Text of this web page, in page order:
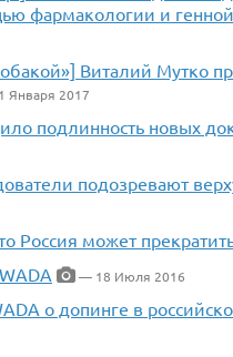
фармакологии и
Виталий Мутко
Января 2017
подлинность новых
подозревают
Россия может
— 18 Июля 2016
о допинге в